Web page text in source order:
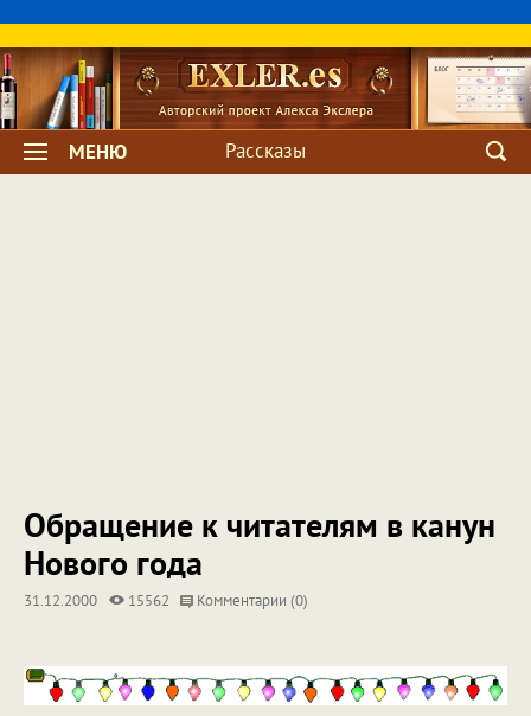
МЕНЮ Рассказы
Обращение к читателям в канун
Нового года
31.12.2000 15562 Комментарии (0)